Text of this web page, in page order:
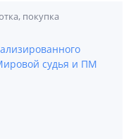
покупка
судья и ПМ